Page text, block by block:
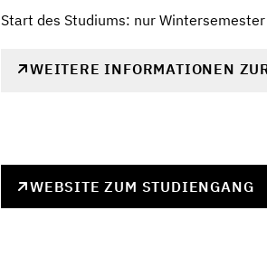
Start des Studiums: nur Wintersemester
WEITERE INFORMATIONEN
WEBSITE ZUM STUDIENGANG